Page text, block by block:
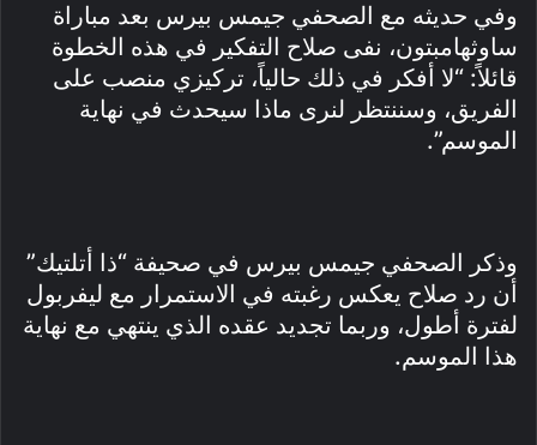
وفي حديثه مع الصحفي جيمس بيرس بعد مباراة
ساوثهامبتون، نفى صلاح التفكير في هذه الخطوة
قائلاً: “لا أفكر في ذلك حالياً، تركيزي منصب على
الفريق، وسننتظر لنرى ماذا سيحدث في نهاية
الموسم”.
وذكر الصحفي جيمس بيرس في صحيفة “ذا أتلتيك”
أن رد صلاح يعكس رغبته في الاستمرار مع ليفربول
لفترة أطول، وربما تجديد عقده الذي ينتهي مع نهاية
هذا الموسم.